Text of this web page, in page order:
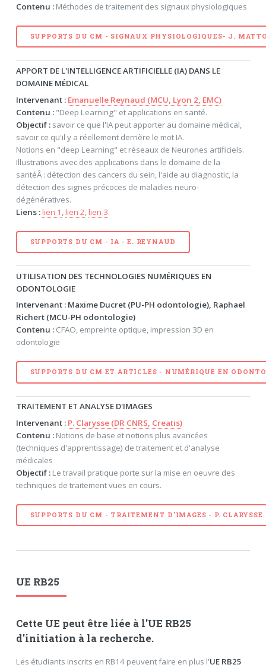
Contenu :Méthodes de traitement des signaux physiologiques
SUPPORTS DU CM - SIGNAUX PHYSIOLOGIQUES- J.
APPORT DE L'INTELLIGENCE ARTIFICIELLE (IA) DANS LE
DOMAINE MÉDICAL
Intervenant : Emanuelle Reynaud (MCU, Lyon 2, EMC)
Contenu :"Deep Learning" et applications en santé.
Objectif :savoir ce que l'IA peut apporter au domaine médical,
savoir ce qu'il y a réellement derrière le mot IA.
Notions en "deep Learning" et réseaux de Neurones artificiels.
Illustrations avec des applications dans le domaine de la
santéÂ : détection des cancers du sein, l'aide au diagnostic, la
détection des signes précoces de maladies neuro-
dégénératives.
Liens :lien 1 lien 2 lien 3.
SUPPORTS DU CM - IA - E. REYNAUD
UTILISATION DES TECHNOLOGIES NUMÉRIQUES EN
ODONTOLOGIE
Intervenant : Maxime Ducret (PU-PH odontologie), Raphael
Richert (MCU-PH odontologie)
Contenu :CFAO, empreinte optique, impression 3D en
odontologie
SUPPORTS DU CM ET ARTICLES - NUMÉRIQUE EN
TRAITEMENT ET ANALYSE D'IMAGES
Intervenant : P. Clarysse (DR CNRS, Creatis)
Contenu :Notions de base et notions plus avancées
(techniques d'apprentissage) de traitement et d'analyse
médicales
Objectif :Le travail pratique porte sur la mise en oeuvre des
techniques de traitement vues en cours.
SUPPORTS DU CM - TRAITEMENT D'IMAGES - P. CLARYSSE
UE RB25
Cette UE peut être liée à l'UE RB25
d'initiation à la recherche.
Les étudiants inscrits en RB14 peuvent faire en plus l'UE RB25